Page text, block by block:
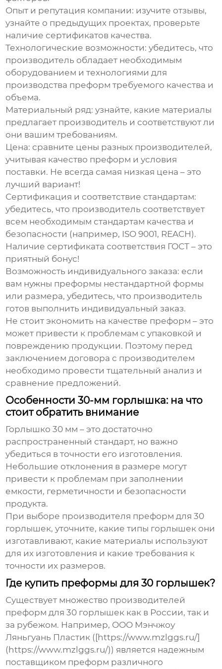
Опыт и репутация компании: изучите отзывы,
узнайте о предыдущих проектах, проверьте
наличие сертификатов качества.
Технологические возможности: убедитесь, что
производитель обладает необходимым
оборудованием и технологиями для
производства преформ требуемого качества и
объема.
Материальный ряд: узнайте, какие материалы
предлагает производитель и соответствуют ли
они вашим требованиям.
Цена: сравните цены разных производителей,
учитывая качество преформ и условия
поставки. Не всегда самая низкая цена – это
лучший вариант!
Сертификация и соответствие стандартам:
убедитесь, что производитель соответствует
всем необходимым стандартам качества и
безопасности (например, ISO 9001, REACH).
Наличие сертификата соответствия ГОСТ – это
приятный бонус!
Возможность индивидуального заказа: если
вам нужны преформы нестандартной формы
или размера, убедитесь, что производитель
готов выполнить индивидуальный заказ.
Не стоит экономить на качестве преформ – это
может привести к проблемам с упаковкой и
повреждению продукции. Поэтому перед
заключением договора с производителем
необходимо провести тщательный анализ и
сравнение предложений.
Особенности 30-мм горлышка: на что
стоит обратить внимание
Горлышко 30 мм – это достаточно
распространенный стандарт, но важно
убедиться в точности его изготовления.
Небольшие отклонения в размере могут
привести к проблемам при заполнении
емкости, герметичности и безопасности
продукта.
При выборе производителя преформ для 30
горлышек, уточните, какие типы горлышек они
изготавливают, какие материалы используют
для их изготовления и какие требования к
точности их размеров.
Где купить преформы для 30 горлышек?
Существует множество производителей
преформ для 30 горлышек как в России, так и
за рубежом. Например, ООО Мэнчжоу
Ляньгуань Пластик ([https://www.mzlggs.ru/]
(https://www.mzlggs.ru/)) является надежным
поставщиком преформ различного